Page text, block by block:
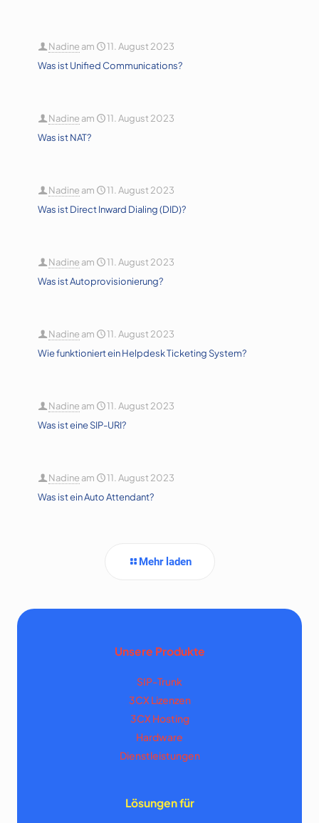
Nadine am
11. August 2023
Was ist Unified Communications?
Nadine am
11. August 2023
Was ist NAT?
Nadine am
11. August 2023
Was ist Direct Inward Dialing (DID)?
Nadine am
11. August 2023
Was ist Autoprovisionierung?
Nadine am
11. August 2023
Wie funktioniert ein Helpdesk Ticketing System?
Nadine am
11. August 2023
Was ist eine SIP-URI?
Nadine am
11. August 2023
Was ist ein Auto Attendant?
Mehr laden
Unsere Produkte
SIP-Trunk
3CX Lizenzen
3CX Hosting
Hardware
Dienstleistungen
Lösungen für